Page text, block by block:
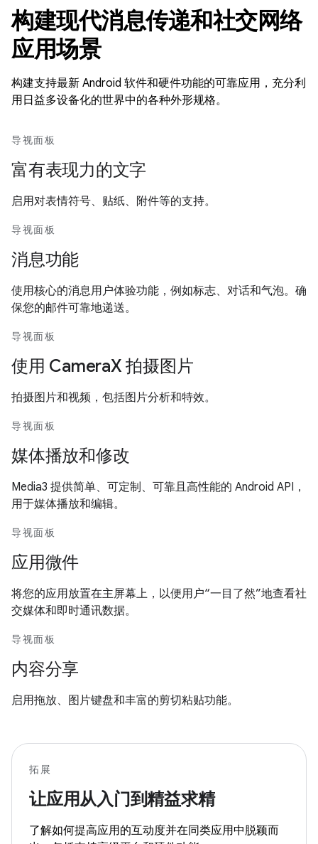
构建现代消息传递和社交网络
应用场景
构建支持最新 Android 软件和硬件功能的可靠应用，充分利
用日益多设备化的世界中的各种外形规格。
导视面板
富有表现力的文字
启用对表情符号、贴纸、附件等的支持。
导视面板
消息功能
使用核心的消息用户体验功能，例如标志、对话和气泡。确
保您的邮件可靠地递送。
导视面板
使用 CameraX 拍摄图片
拍摄图片和视频，包括图片分析和特效。
导视面板
媒体播放和修改
Media3 提供简单、可定制、可靠且高性能的 Android API，
用于媒体播放和编辑。
导视面板
应用微件
将您的应用放置在主屏幕上，以便用户“一目了然”地查看社
交媒体和即时通讯数据。
导视面板
内容分享
启用拖放、图片键盘和丰富的剪切粘贴功能。
拓展
让应用从入门到精益求精
了解如何提高应用的互动度并在同类应用中脱颖而